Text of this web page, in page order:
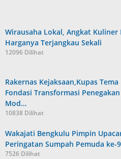
Wirausaha Lokal, Angkat Kuliner
Harganya Terjangkau Sekali
12096 Dilihat
Rakernas Kejaksaan,Kupas
Fondasi Transformasi
Mod…
10838 Dilihat
Wakajati Bengkulu Pimpin
Peringatan Sumpah Pemuda ke-
7526 Dilihat